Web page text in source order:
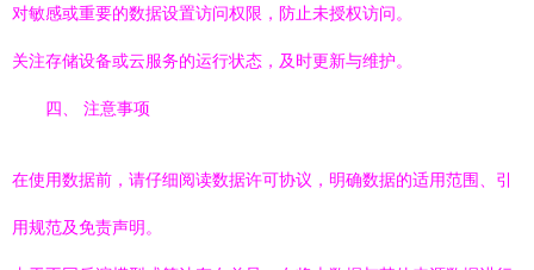
对敏感或重要的数据设置访问权限，防止未授权访问。
关注存储设备或云服务的运行状态，及时更新与维护。
四、 注意事项
在使用数据前，请仔细阅读数据许可协议，明确数据的适用范围、引
用规范及免责声明。